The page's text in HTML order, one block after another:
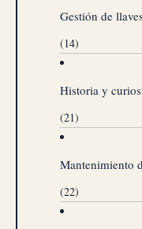
Gestión de
(14)
Historia y
(21)
Mantenimiento
(22)